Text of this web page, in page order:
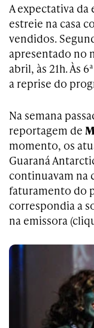
A expectativa da
estreie na casa
vendidos.
apresentado no
abril, às 21h. Às
a reprise do
Na semana
reportagem de
momento, os
Guaraná
continuavam na
faturamento do
correspondia a
na emissora